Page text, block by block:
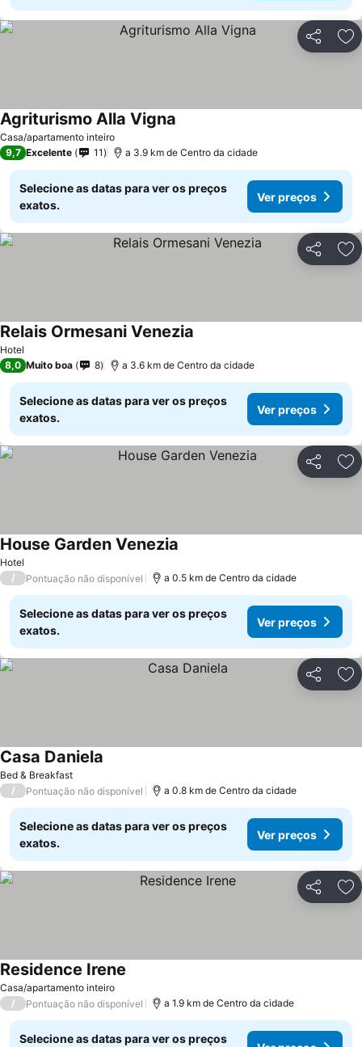
Partilhar
Casa/apartamento inteiro
Agriturismo Alla Vigna
9,7 Excelente 11 a 3.9 km de Centro da cidade
Selecione as datas para ver os preços
exatos.
Ver preços
Partilhar
Hotel
Relais Ormesani Venezia
8,0 Muito boa 8 a 3.6 km de Centro da cidade
Selecione as datas para ver os preços
exatos.
Ver preços
Partilhar
Hotel
House Garden Venezia
/ Pontuação não disponível a 0.5 km de Centro da cidade
Selecione as datas para ver os preços
exatos.
Ver preços
Partilhar
Bed & Breakfast
Casa Daniela
/ Pontuação não disponível a 0.8 km de Centro da cidade
Selecione as datas para ver os preços
exatos.
Ver preços
Partilhar
Casa/apartamento inteiro
Residence Irene
/ Pontuação não disponível a 1.9 km de Centro da cidade
Selecione as datas para ver os preços